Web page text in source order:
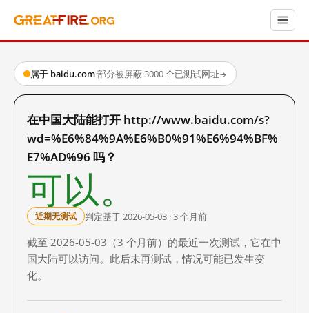
属于 baidu.com·部分被屏蔽·3000 个已测试网址→
在中国大陆能打开 http://www.baidu.com/s?
wd=%E6%84%9A%E6%B0%91%E6%94%BF%
E7%AD%96 吗？
可以。
近期无测试 判定基于 2026-05-03 · 3 个月前
截至 2026-05-03（3 个月前）的最近一次测试，它在中
国大陆可以访问。此后未再测试，情况可能已发生变
化。